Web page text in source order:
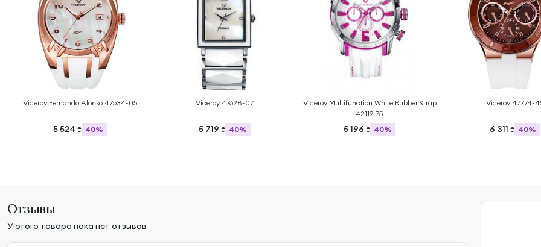
Viceroy Fernando Alonso 47534-05
5 524 ₴ 40%
Viceroy 47628-07
5 719 ₴ 40%
Viceroy Multifunction White Rubber Strap
42119-75
5 196 ₴ 40%
Viceroy 47774-
6 311 ₴ 40%
Отзывы
У этого товара пока нет отзывов